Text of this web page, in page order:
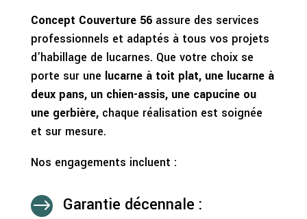
Concept Couverture 56assure des services
professionnels et adaptés à tous vos projets
d’habillage de lucarnes. Que votre choix se
porte sur une lucarne à toit plat, une lucarne à
deux pans, un chien-assis, une capucine ou
une gerbière,chaque réalisation est soignée
et sur mesure.
Nos engagements incluent :
$ Garantie décennale :